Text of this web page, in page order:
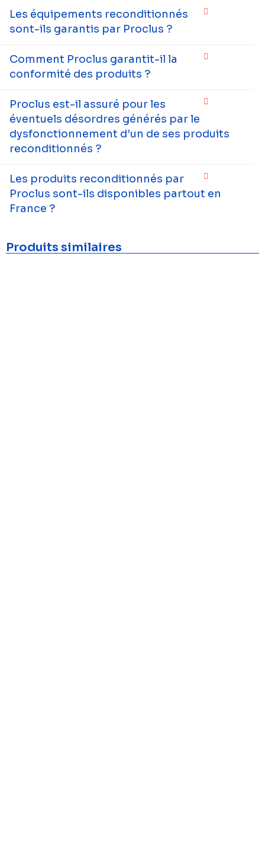
Les équipements reconditionnés
sont-ils garantis par Proclus ?
Comment Proclus garantit-il la
conformité des produits ?
Proclus est-il assuré pour les
éventuels désordres générés par le
dysfonctionnement d’un de ses produits
reconditionnés ?
Les produits reconditionnés par
Proclus sont-ils disponibles partout en
France ?
Produits similaires